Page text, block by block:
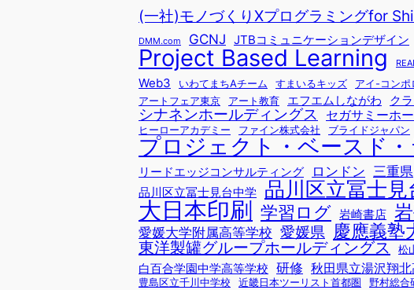
(一社)モノづくりXプログラミングfor
DMM.com GCNJ JTBコミュニケーションデザイン
Project Based Learning
Web3 いわてまちAチーム すまいるキッズ アイ-コンポ
アートフェア東京
アート教育 エフエムしながわ ク
シナネンホールディングス セガサミーホ
ヒーローアカデミー ファイン株式会社 ブライドジャパン
プロジェクト・ベースド
リードエッジコンサルティング ロンドン 三重県
品川区立冨士見台中学 品川区立冨士見
大日本印刷 学習ログ 岩崎書店
愛媛大学附属高等学校 愛媛県 慶應義塾
東洋製罐グループホールディングス 松
白百合学園中学高等学校 研修 秋田県立湯沢翔北
豊島区立千川中学校 近畿日本ツーリスト首都圏 野村総合